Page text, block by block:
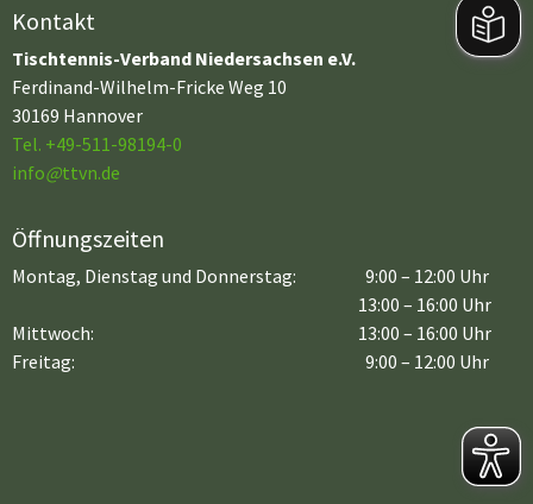
Kontakt
Tischtennis-Verband Niedersachsen e.V.
Ferdinand-Wilhelm-Fricke Weg 10
30169 Hannover
Tel. +49-511-98194-0
info@ttvn.de
Öffnungszeiten
Montag, Dienstag und Donnerstag:
9:00 – 12:00 Uhr
13:00 – 16:00 Uhr
Mittwoch:
Freitag:
13:00 – 16:00 Uhr
9:00 – 12:00 Uhr